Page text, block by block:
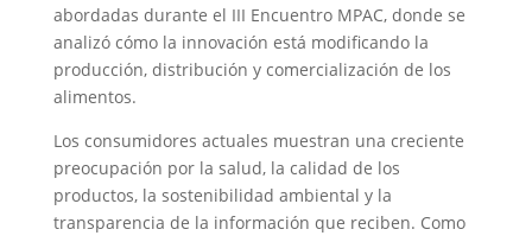
abordadas durante el III Encuentro MPAC, donde se
analizó cómo la innovación está modificando la
producción, distribución y comercialización de los
alimentos.
Los consumidores actuales muestran una creciente
preocupación por la salud, la calidad de los
productos, la sostenibilidad ambiental y la
transparencia de la información que reciben. Como